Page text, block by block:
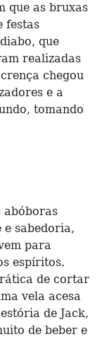
que as bruxas
festas
que
realizadas
chegou
e a
tomando
abóboras
sabedoria,
para
espíritos.
de cortar
vela acesa
de Jack,
de beber e